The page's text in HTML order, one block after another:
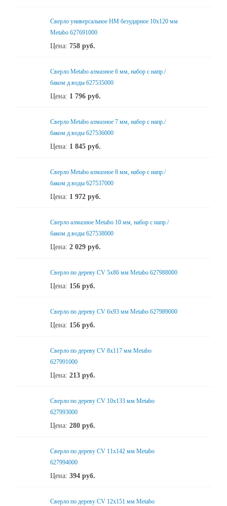
Сверло универсальное НМ безударное 10x120 мм
Metabo 627691000
Цена: 758 руб.
Сверло Metabo алмазное 6 мм, набор с напр./
баком д.воды 627535000
Цена: 1 796 руб.
Сверло Metabo алмазное 7 мм, набор с напр./
баком д.воды 627536000
Цена: 1 845 руб.
Сверло Metabo алмазное 8 мм, набор с напр./
баком д.воды 627537000
Цена: 1 972 руб.
Сверло алмазное Metabo 10 мм, набор с напр./
баком д.воды 627538000
Цена: 2 029 руб.
Сверло по дереву CV 5х86 мм Metabo 627988000
Цена: 156 руб.
Сверло по дереву CV 6x93 мм Metabo 627989000
Цена: 156 руб.
Сверло по дереву CV 8x117 мм Metabo
627991000
Цена: 213 руб.
Сверло по дереву CV 10х133 мм Metabo
627993000
Цена: 280 руб.
Сверло по дереву CV 11x142 мм Metabo
627994000
Цена: 394 руб.
Сверло по дереву CV 12x151 мм Metabo